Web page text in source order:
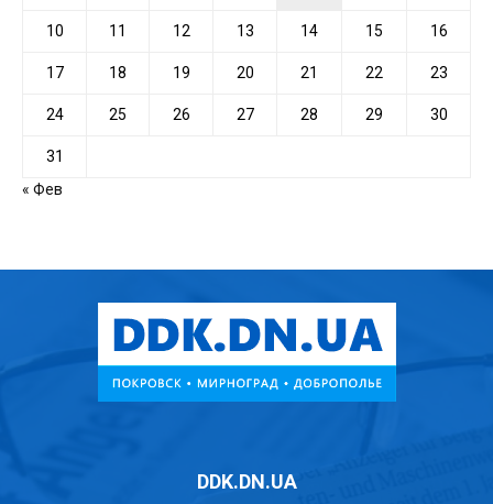
10 11 12 13 14 15 16
17 18 19 20 21 22 23
24 25 26 27 28 29 30
31
« Фев
DDK.DN.UA